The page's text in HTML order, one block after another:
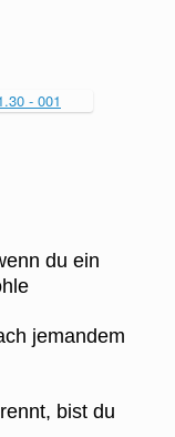
du ein
jemandem
bist du